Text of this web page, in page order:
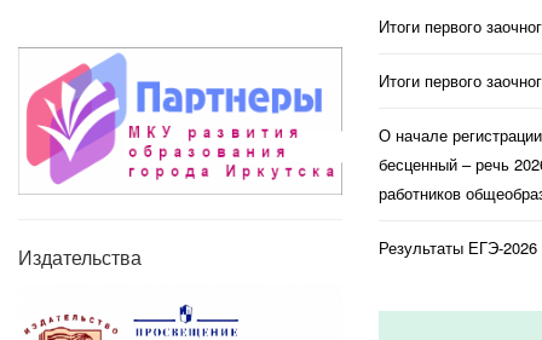
Издательства
Итоги первого
Итоги первого
О начале
бесценный – речь
работников
Результаты ЕГЭ-